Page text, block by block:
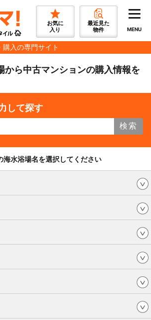
お気に
入り
最近見た
物件
MENU
入の専門サイト
から中古マンションの購入情報を
して探す
検索
水浴場名を選択してください